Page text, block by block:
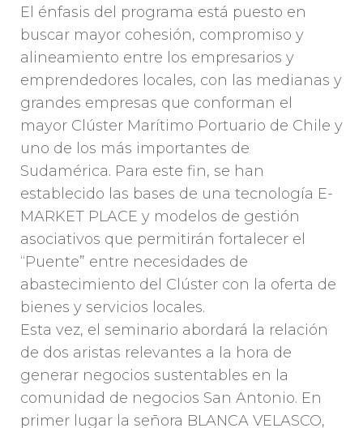
El énfasis del programa está puesto en
buscar mayor cohesión, compromiso y
alineamiento entre los empresarios y
emprendedores locales, con las medianas y
grandes empresas que conforman el
mayor Clúster Marítimo Portuario de Chile y
uno de los más importantes de
Sudamérica. Para este fin, se han
establecido las bases de una tecnología E-
MARKET PLACE y modelos de gestión
asociativos que permitirán fortalecer el
“Puente” entre necesidades de
abastecimiento del Clúster con la oferta de
bienes y servicios locales.
Esta vez, el seminario abordará la relación
de dos aristas relevantes a la hora de
generar negocios sustentables en la
comunidad de negocios San Antonio. En
primer lugar la señora BLANCA VELASCO,